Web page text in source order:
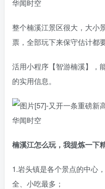
整个楠溪江景区很大，大小
票，全部玩下来保守估计都
活用小程序【智游楠溪】，
的实用信息。
楠溪江怎么玩，我提炼一下
1.岩头镇是各个景点的中心
全、小吃最多；